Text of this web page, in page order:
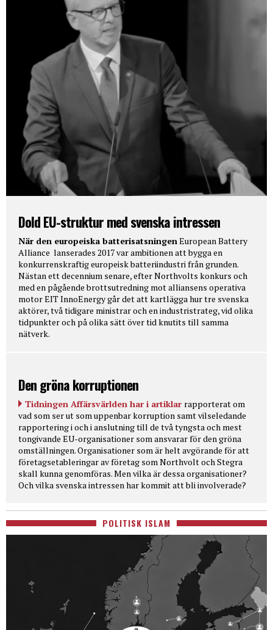
Dold EU-struktur med svenska intressen
När den europeiska batterisatsningen European Battery
Alliance lanserades 2017 var ambitionen att bygga en
konkurrenskraftig europeisk batteriindustri från grunden.
Nästan ett decennium senare, efter Northvolts konkurs och
med en pågående brottsutredning mot alliansens operativa
motor EIT InnoEnergy går det att kartlägga hur tre svenska
aktörer, två tidigare ministrar och en industristrateg, vid olika
tidpunkter och på olika sätt över tid knutits till samma
nätverk.
Den gröna korruptionen
Tidningen Affärsvärlden har i artiklar rapporterat om
vad som ser ut som uppenbar korruption samt vilseledande
rapportering i och i anslutning till de två tyngsta och mest
tongivande EU-organisationer som ansvarar för den gröna
omställningen. Organisationer som är helt avgörande för att
företagsetableringar av företag som Northvolt och Stegra
skall kunna genomföras. Men vilka är dessa organisationer?
Och vilka svenska intressen har kommit att bli involverade?
POLITISK ISLAM